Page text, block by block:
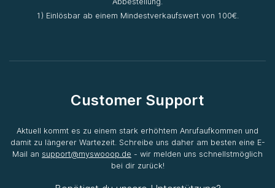
1) Einlösbar ab einem Mindestverkaufswert von 100€.
Customer Support
Aktuell kommt es zu einem stark erhöhtem Anrufaufkommen und
damit zu längerer Wartezeit. Schreibe uns daher am besten eine E-
Mail an support@myswooop.de - wir melden uns schnellstmöglich
bei dir zurück!